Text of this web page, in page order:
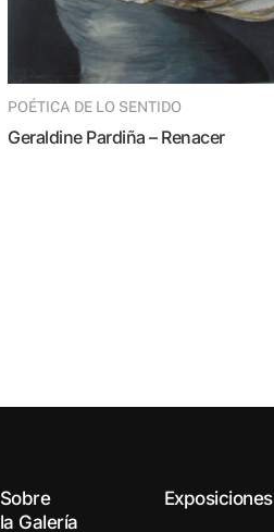
POÉTICA DE LO SENTIDO
Geraldine Pardiña – Renacer
Sobre
la Galería
Exposiciones